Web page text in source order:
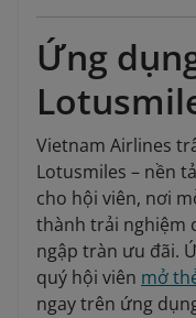
Ứng
Vietnam Airlines
Lotusmiles – nền
cho hội viên, nơi
thành trải nghiệm
ngập tràn ưu đãi.
quý hội viên mở
ngay trên ứng